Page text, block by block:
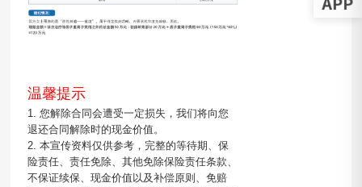
温馨提示
1. 您解除合同会遭受一定损失，我们将向您
退还合同解除时的现金价值。
2. 本宣传资料仅供参考，完整的等待期、保
险责任、责任免除、其他免除保险责任条款、
不保证续保、现金价值以及补偿原则、免赔